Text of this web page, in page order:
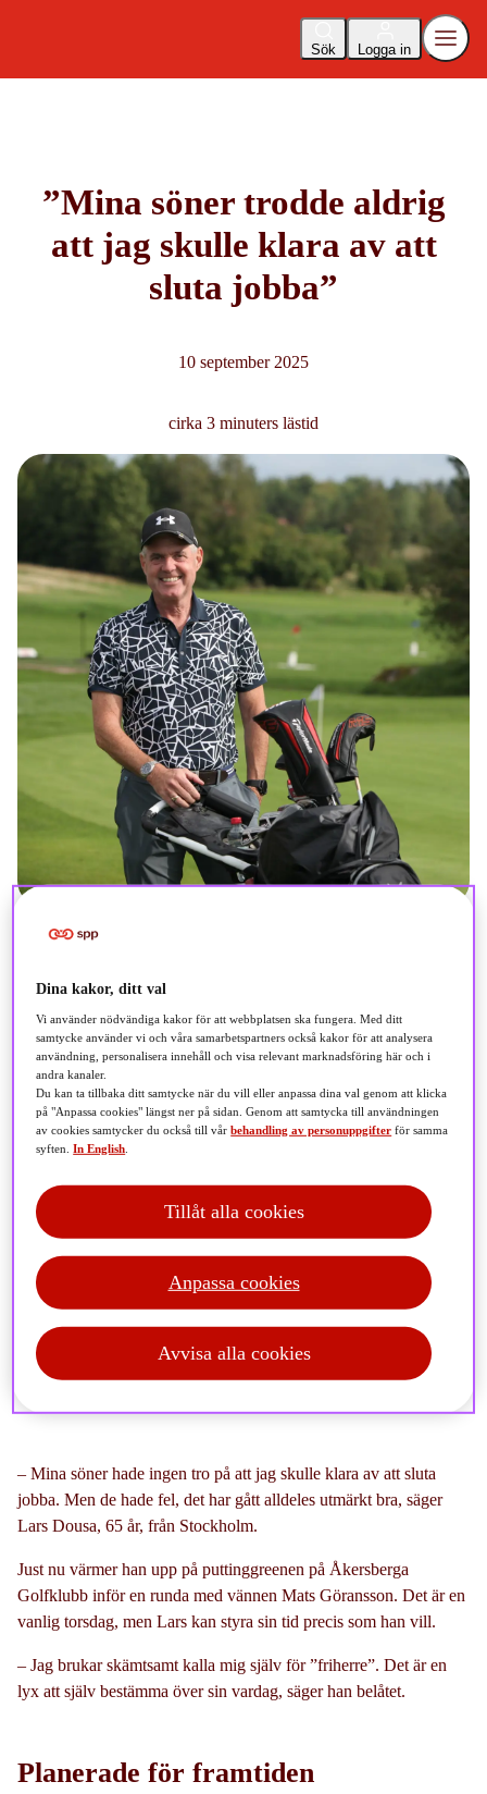
Sök Logga in
”Mina söner trodde aldrig
att jag skulle klara av att
sluta jobba”
10 september 2025
cirka 3 minuters lästid
När Lars Dousa närmade sig 60 år ställde han sig en
avgörande fråga: "Hur många bra år har jag och min
sambo kvar och vad vill vi göra med dem?" Svaret blev
en tydlig plan för pensionen. Här är hans resa och tre
tips för dig som vill skapa trygghet och frihet.
Alla investeringar innebär risk och värdet kan både öka
och minska. Historisk avkastning är ingen garanti.
– Mina söner hade ingen tro på att jag skulle klara av att sluta
jobba. Men de hade fel, det har gått alldeles utmärkt bra, säger
Lars Dousa, 65 år, från Stockholm.
Just nu värmer han upp på puttinggreenen på Åkersberga
Golfklubb inför en runda med vännen Mats Göransson. Det är en
vanlig torsdag, men Lars kan styra sin tid precis som han vill.
– Jag brukar skämtsamt kalla mig själv för ”friherre”. Det är en
lyx att själv bestämma över sin vardag, säger han belåtet.
Planerade för framtiden
Dina kakor, ditt val
Vi använder nödvändiga kakor för att webbplatsen ska fungera. Med ditt
samtycke använder vi och våra samarbetspartners också kakor för att analysera
användning, personalisera innehåll och visa relevant marknadsföring här och i
andra kanaler.
Du kan ta tillbaka ditt samtycke när du vill eller anpassa dina val genom att klicka
på "Anpassa cookies" längst ner på sidan. Genom att samtycka till användningen
av cookies samtycker du också till vårbehandling av personuppgifter för samma
syften.In English
Anpassa cookies
Avvisa alla cookies
Tillåt alla cookies